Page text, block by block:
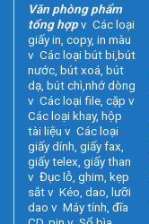
Văn phòng phẩm
tổng hợpv Các loại
giấy in, copy, in màu
v Các loại bút bi,bút
nước, bút xoá, bút
dạ, bút chì,nhớ dòng
v Các loại file, cặp v
Các loại khay, hộp
tài liệu v Các loại
giấy dính, giấy fax,
giấy telex, giấy than
v Đục lỗ, ghim, kẹp
sắt v Kéo, dao, lưỡi
dao v Máy tính, đĩa